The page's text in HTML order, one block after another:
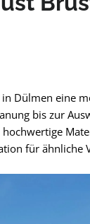
Dülmen eine
bis zur
für ähnliche